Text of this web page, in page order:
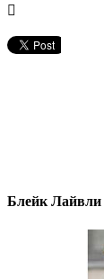
Блейк Лайвли